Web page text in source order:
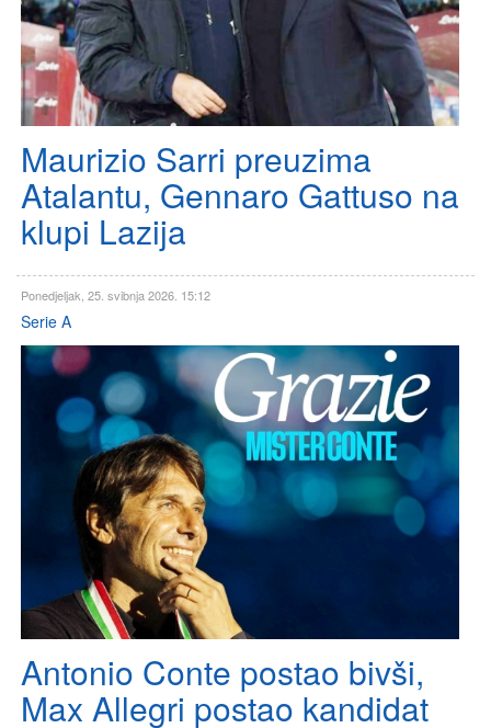
Maurizio Sarri preuzima
Atalantu, Gennaro Gattuso na
klupi Lazija
Ponedjeljak, 25. svibnja 2026. 15:12
Serie A
Antonio Conte postao bivši,
Max Allegri postao kandidat